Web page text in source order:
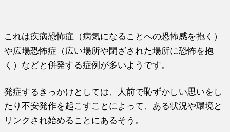
これは疾病恐怖症（病気になることへの恐怖感を抱く）
や広場恐怖症（広い場所や閉ざされた場所に恐怖を抱
く）などと併発する症例が多いようです。
発症するきっかけとしては、人前で恥ずかしい思いをし
たり不安発作を起こすことによって、ある状況や環境と
リンクされ始めることにあるそう。